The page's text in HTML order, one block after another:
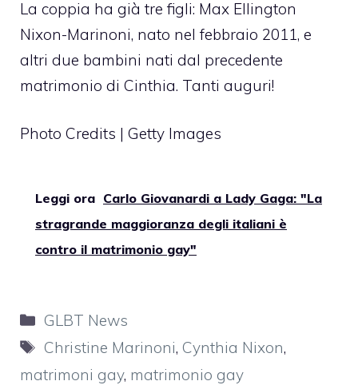
La coppia ha già tre figli: Max Ellington
Nixon-Marinoni, nato nel febbraio 2011, e
altri due bambini nati dal precedente
matrimonio di Cinthia. Tanti auguri!
Photo Credits | Getty Images
Leggi ora Carlo Giovanardi a Lady Gaga: "La
stragrande maggioranza degli italiani è
contro il matrimonio gay"
Categorie
GLBT News
Tag
Christine Marinoni, Cynthia Nixon,
matrimoni gay, matrimonio gay